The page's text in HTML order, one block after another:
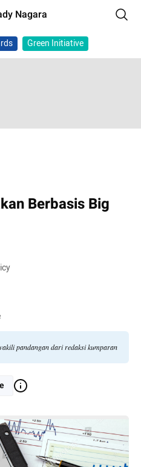
Nagara
Green Initiative
Berbasis Big
pandangan dari redaksi kumparan